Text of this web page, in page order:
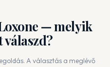
— melyik
A választás a meglévő